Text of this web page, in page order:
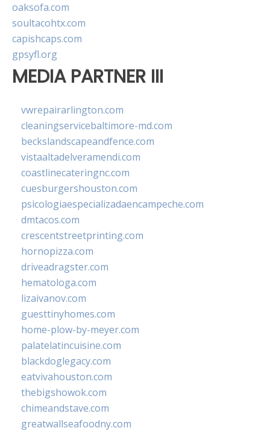
oaksofa.com
soultacohtx.com
capishcaps.com
gpsyfl.org
MEDIA PARTNER III
vwrepairarlington.com
cleaningservicebaltimore-md.com
beckslandscapeandfence.com
vistaaltadelveramendi.com
coastlinecateringnc.com
cuesburgershouston.com
psicologiaespecializadaencampeche.com
dmtacos.com
crescentstreetprinting.com
hornopizza.com
driveadragster.com
hematologa.com
lizaivanov.com
guesttinyhomes.com
home-plow-by-meyer.com
palatelatincuisine.com
blackdoglegacy.com
eatvivahouston.com
thebigshowok.com
chimeandstave.com
greatwallseafoodny.com